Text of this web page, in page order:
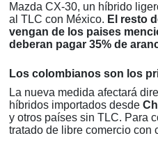
Mazda CX-30, un híbrido
al TLC con México. El resto
vengan de los paises
deberan pagar 35% de
Los colombianos son los
La nueva medida afectará
híbridos importados desde
y otros países sin TLC. Para
tratado de libre comercio con